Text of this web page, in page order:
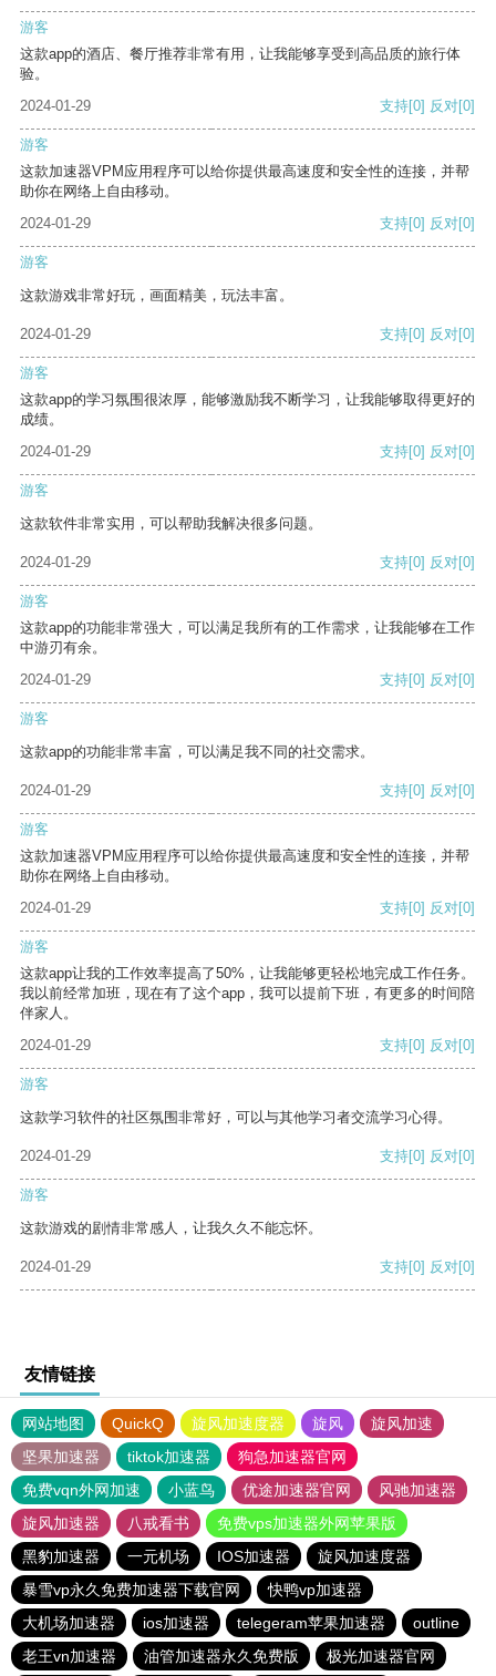
游客
这款app的酒店、餐厅推荐非常有用，让我能够享受到高品质的旅行体
验。
2024-01-29
支持[0] 反对[0]
游客
这款加速器VPM应用程序可以给你提供最高速度和安全性的连接，并帮
助你在网络上自由移动。
2024-01-29
支持[0] 反对[0]
游客
这款游戏非常好玩，画面精美，玩法丰富。
2024-01-29 支持[0] 反对[0]
游客
这款app的学习氛围很浓厚，能够激励我不断学习，让我能够取得更好的
成绩。
2024-01-29
支持[0] 反对[0]
游客
这款软件非常实用，可以帮助我解决很多问题。
2024-01-29 支持[0] 反对[0]
游客
这款app的功能非常强大，可以满足我所有的工作需求，让我能够在工作
中游刃有余。
2024-01-29
支持[0] 反对[0]
游客
这款app的功能非常丰富，可以满足我不同的社交需求。
2024-01-29 支持[0] 反对[0]
游客
这款加速器VPM应用程序可以给你提供最高速度和安全性的连接，并帮
助你在网络上自由移动。
2024-01-29
支持[0] 反对[0]
游客
这款app让我的工作效率提高了50%，让我能够更轻松地完成工作任务。
我以前经常加班，现在有了这个app，我可以提前下班，有更多的时间陪
伴家人。
2024-01-29
支持[0] 反对[0]
游客
这款学习软件的社区氛围非常好，可以与其他学习者交流学习心得。
2024-01-29 支持[0] 反对[0]
游客
这款游戏的剧情非常感人，让我久久不能忘怀。
2024-01-29 支持[0] 反对[0]
友情链接
网站地图 QuickQ 旋风加速度器 旋风
旋风加速
坚果加速器
tiktok加速器
狗急加速器官网
免费vqn外网加速
小蓝鸟 优途加速器官网
风驰加速器
旋风加速器
八戒看书
免费vps加速器外网苹果版
黑豹加速器
一元机场 IOS加速器
旋风加速度器
暴雪vp永久免费加速器下载官网
快鸭vp加速器
大机场加速器
ios加速器 telegeram苹果加速器
outline
老王vn加速器
油管加速器永久免费版 极光加速器官网